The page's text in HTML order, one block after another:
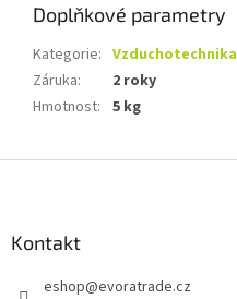
Doplňkové parametry
Kategorie: Vzduchotechnika
Záruka:
2 roky
Hmotnost: 5 kg
Kontakt
eshop@evoratrade.cz